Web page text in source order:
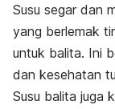
Susu segar dan
yang berlemak
untuk balita. Ini
dan kesehatan
Susu balita juga